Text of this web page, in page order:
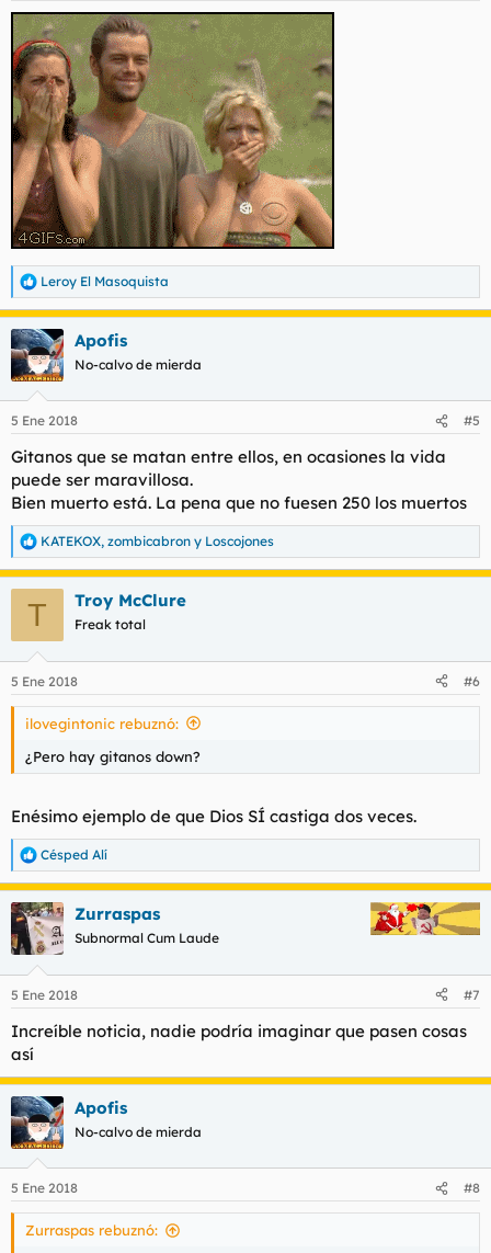
R
e
a
c
c
i
e
s
:
Leroy El Masoquista
Apofis
No-calvo de mierda
5 Ene 2018 #5
Gitanos que se matan entre ellos, en ocasiones la vida
puede ser maravillosa.
Bien muerto está. La pena que no fuesen 250 los muertos
R
e
a
e
s
KATEKOX, zombicabron y Loscojones
T Troy McClure
Freak total
5 Ene 2018 #6
ilovegintonic rebuznó:
¿Pero hay gitanos down?
Enésimo ejemplo de que Dios SÍ castiga dos veces.
R
e
a
c
c
i
e
:
Césped Alí
Zurraspas
Subnormal Cum Laude
5 Ene 2018 #7
Increíble noticia, nadie podría imaginar que pasen cosas
así
Apofis
No-calvo de mierda
5 Ene 2018 #8
Zurraspas rebuznó: